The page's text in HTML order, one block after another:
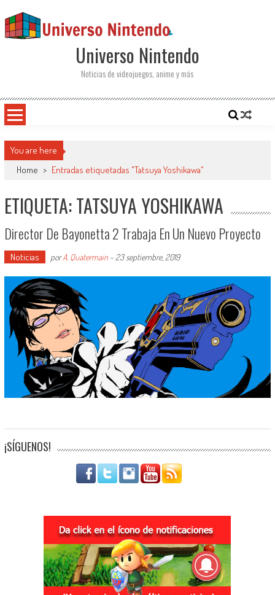
Universo Nintendo
Noticias de videojuegos, anime y más
You are here
Home > Entradas etiquetadas "Tatsuya Yoshikawa"
ETIQUETA: TATSUYA YOSHIKAWA
Director De Bayonetta 2 Trabaja En Un Nuevo Proyecto
Noticias porA. Quatermain- 23 septiembre, 2019
¡SÍGUENOS!